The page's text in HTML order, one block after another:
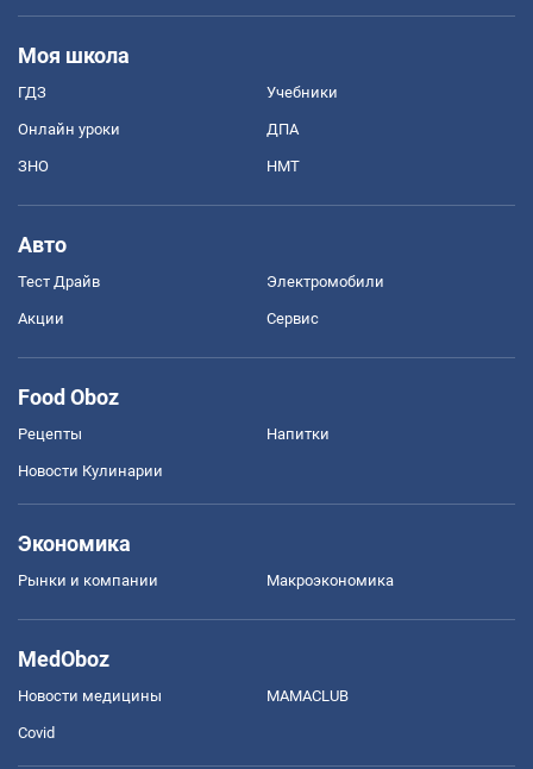
Моя школа
ГДЗ Учебники
Онлайн уроки ДПА
ЗНО НМТ
Авто
Тест Драйв Электромобили
Акции Сервис
Food Oboz
Рецепты Напитки
Новости Кулинарии
Экономика
Рынки и компании Mакроэкономика
MedOboz
Новости медицины MAMACLUB
Covid